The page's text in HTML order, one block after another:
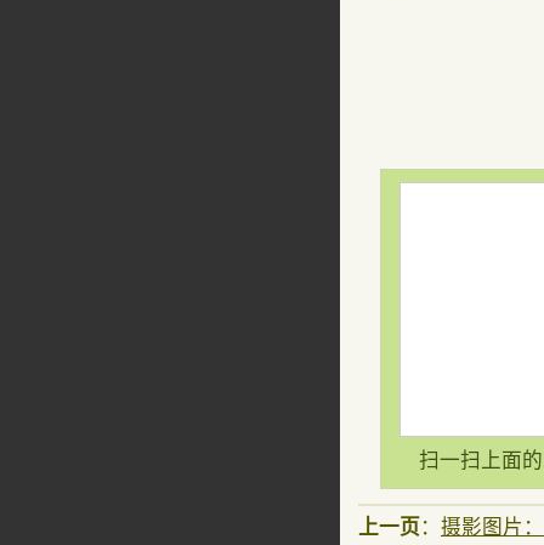
扫一扫上面
上一页 ： 摄影图片